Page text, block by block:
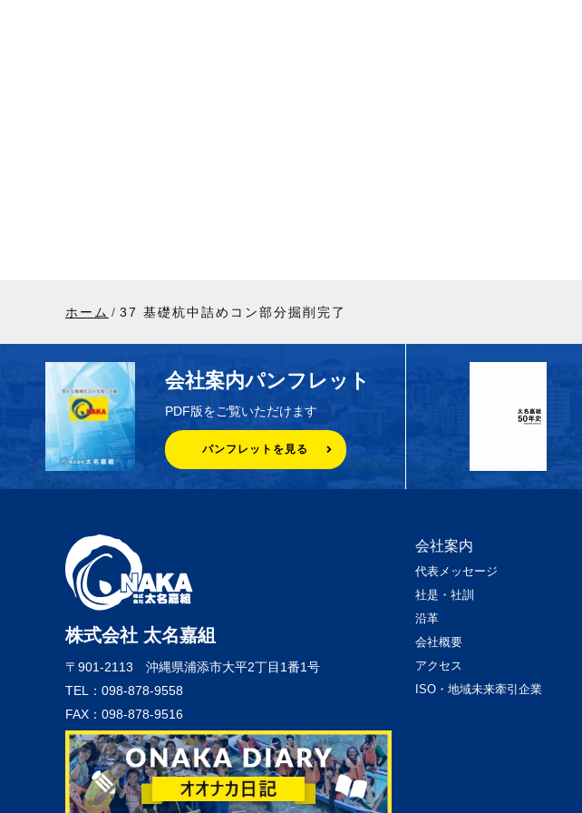
ホーム 37 基礎杭中詰めコン部分掘削完了
会社案内パンフレット
PDF版をご覧いただけます
パンフレットを見る
株式会社 太名嘉組
〒901-2113 沖縄県浦添市大平2丁目1番1号
TEL：098-878-9558
FAX：098-878-9516
会社案内
代表メッセージ
社是・社訓
沿革
会社概要
アクセス
ISO・地域未来牽引企業